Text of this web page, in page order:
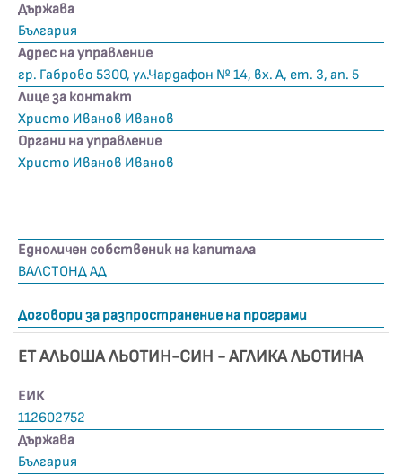
Държава
България
Адрес на управление
гр. Габрово 5300, ул.Чардафон № 14, вх. А, ет. 3, ап. 5
Лице за контакт
Христо Иванов Иванов
Органи на управление
Христо Иванов Иванов
Едноличен собственик на капитала
ВАЛСТОНД АД
Договори за разпространение на програми
ЕТ АЛЬОША ЛЬОТИН-СИН - АГЛИКА ЛЬОТИНА
ЕИК
112602752
Държава
България